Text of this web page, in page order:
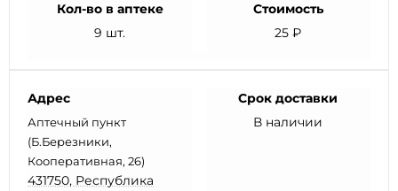
Кол-во в аптеке
9 шт.
Стоимость
25 ₽
Адрес
Аптечный пункт
(Б.Березники,
Кооперативная, 26)
431750, Республика
Срок доставки
В наличии